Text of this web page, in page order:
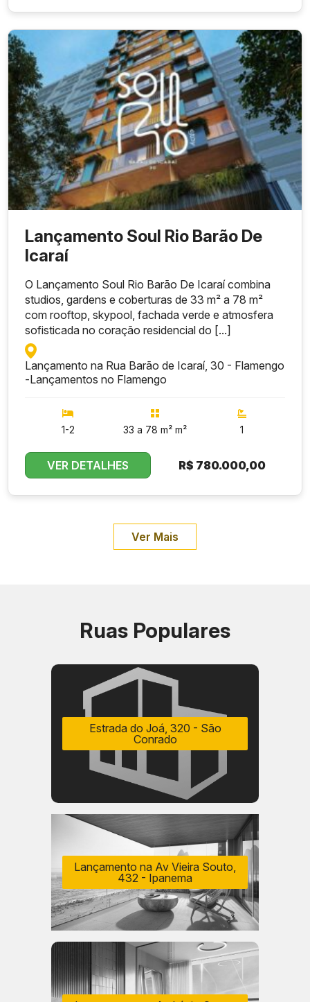
Lançamento Soul Rio Barão De
Icaraí
O Lançamento Soul Rio Barão De Icaraí combina
studios, gardens e coberturas de 33 m² a 78 m²
com rooftop, skypool, fachada verde e atmosfera
sofisticada no coração residencial do [...]
Lançamento na Rua Barão de Icaraí, 30 - Flamengo
-Lançamentos no Flamengo
1-2 33 a 78 m² m² 1
VER DETALHES R$ 780.000,00
Ver Mais
Ruas Populares
Estrada do Joá, 320 - São
Conrado
Lançamento na Av Vieira Souto,
432 - Ipanema